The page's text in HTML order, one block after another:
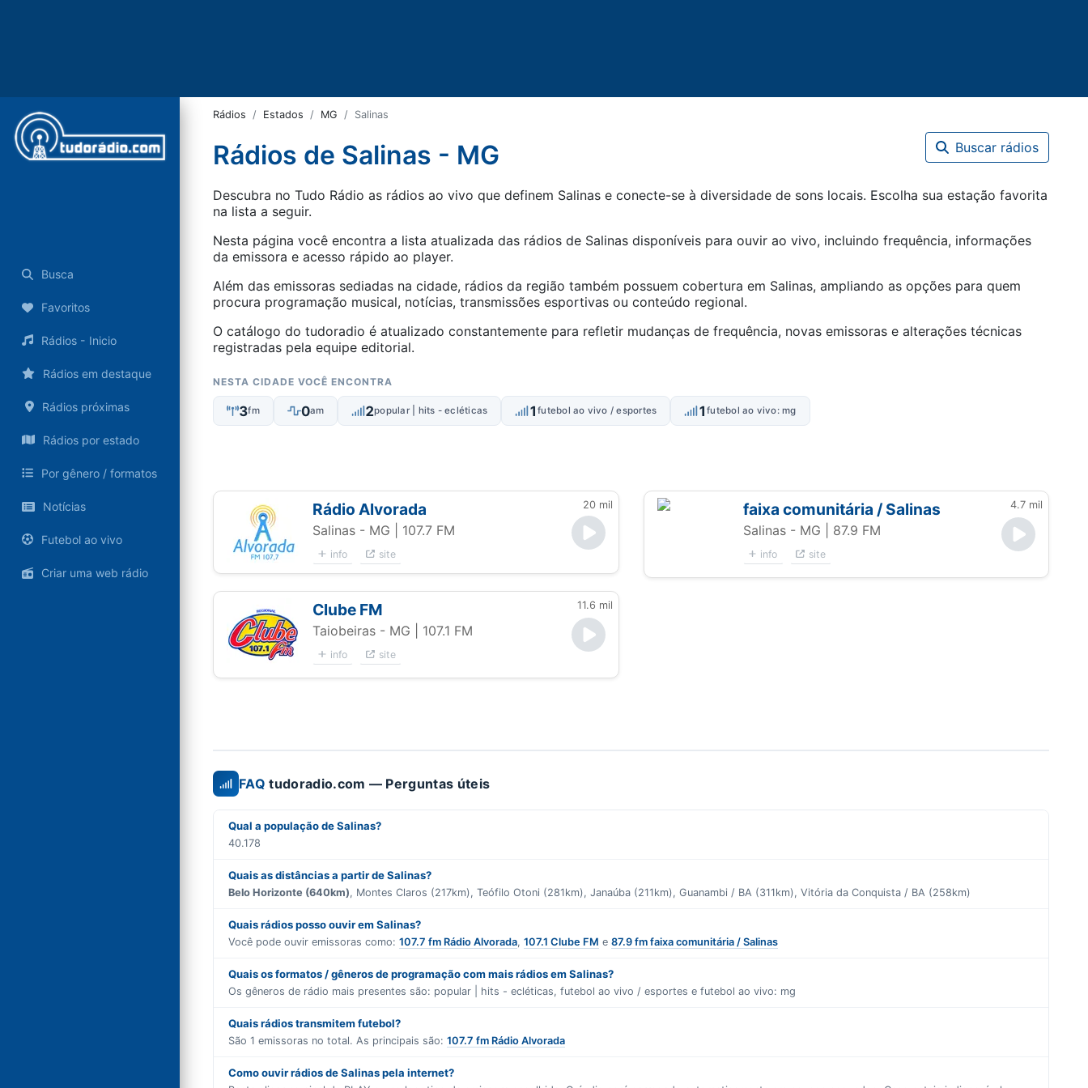
Busca
Favoritos
Rádios - Inicio
Rádios em destaque
Rádios próximas
Rádios por estado
Por gênero / formatos
Notícias
Futebol ao vivo
Criar uma web rádio
Rádios Estados MG Salinas
Rádios de Salinas - MG Buscar rádios
Descubra no Tudo Rádio as rádios ao vivo que definem Salinas e conecte-se à diversidade de sons locais. Escolha sua estação favorita
na lista a seguir.
Nesta página você encontra a lista atualizada das rádios de Salinas disponíveis para ouvir ao vivo, incluindo frequência, informações
da emissora e acesso rápido ao player.
Além das emissoras sediadas na cidade, rádios da região também possuem cobertura em Salinas, ampliando as opções para quem
procura programação musical, notícias, transmissões esportivas ou conteúdo regional.
O catálogo do tudoradio é atualizado constantemente para refletir mudanças de frequência, novas emissoras e alterações técnicas
registradas pela equipe editorial.
NESTA CIDADE VOCÊ ENCONTRA
3fm 0am 2popular | hits - ecléticas 1futebol ao vivo / esportes 1futebol ao vivo: mg
Rádio Alvorada 20 mil
Salinas - MG | 107.7 FM
info site
faixa comunitária / Salinas 4.7 mil
Salinas - MG | 87.9 FM
info site
Clube FM 11.6 mil
Taiobeiras - MG | 107.1 FM
info site
FAQ tudoradio.com — Perguntas úteis
Qual a população de Salinas?
40.178
Quais as distâncias a partir de Salinas?
Belo Horizonte (640km), Montes Claros (217km), Teófilo Otoni (281km), Janaúba (211km), Guanambi / BA (311km), Vitória da Conquista / BA (258km)
Quais rádios posso ouvir em Salinas?
Você pode ouvir emissoras como:107.7 fm Rádio Alvorada,107.1 Clube FM e87.9 fm faixa comunitária / Salinas
Quais os formatos / gêneros de programação com mais rádios em Salinas?
Os gêneros de rádio mais presentes são: popular | hits - ecléticas,futebol ao vivo / esportes efutebol ao vivo: mg
Quais rádios transmitem futebol?
São1 emissoras no total. As principais são: 107.7 fm Rádio Alvorada
Como ouvir rádios de Salinas pela internet?